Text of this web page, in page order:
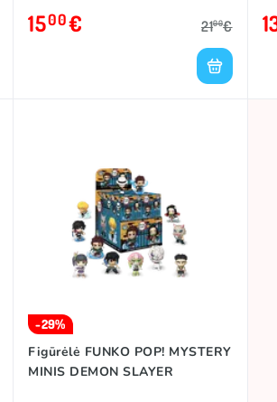
1500€ 2100€
-29%
Figūrėlė FUNKO POP! MYSTERY
MINIS DEMON SLAYER